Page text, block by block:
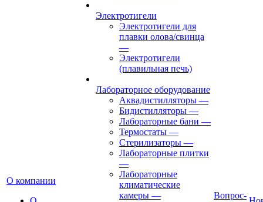
О компании
Электротигели
Электротигели для
плавки олова/свинца
—
Электротигели
(плавильная печь)
Лабораторное оборудование
Аквадистилляторы —
Бидистилляторы —
Лабораторные бани —
Термостаты —
Стерилизаторы —
Лабораторные плитки
—
Лабораторные
климатические
камеры —
Вопрос-